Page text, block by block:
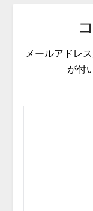
メールアドレ
が付